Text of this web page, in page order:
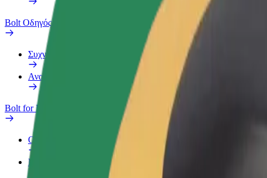
Bolt Οδηγός
Συχνές Ερωτήσεις
Αναφορά οχήματος
Bolt for Business
Οφέλη
Προφίλ Εργασίας